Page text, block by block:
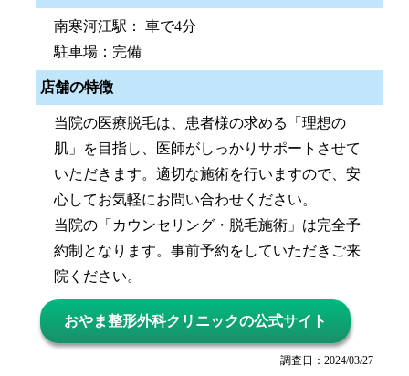
南寒河江駅： 車で4分
駐車場：完備
店舗の特徴
当院の医療脱毛は、患者様の求める「理想の
肌」を目指し、医師がしっかりサポートさせて
いただきます。適切な施術を行いますので、安
心してお気軽にお問い合わせください。
当院の「カウンセリング・脱毛施術」は完全予
約制となります。事前予約をしていただきご来
院ください。
おやま整形外科クリニックの公式サイト
調査日：2024/03/27